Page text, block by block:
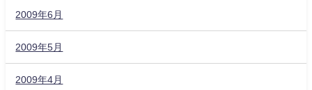
2009年6月
2009年5月
2009年4月